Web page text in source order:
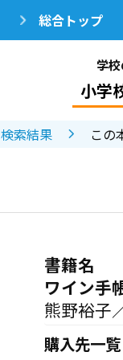
総合トップ
学
小学
検索結果 この
書籍名
ワイン手
熊野裕子
購入先一覧